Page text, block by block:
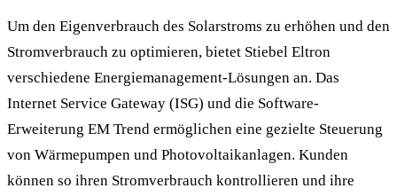
Um den Eigenverbrauch des Solarstroms zu erhöhen und den
Stromverbrauch zu optimieren, bietet Stiebel Eltron
verschiedene Energiemanagement-Lösungen an. Das
Internet Service Gateway (ISG) und die Software-
Erweiterung EM Trend ermöglichen eine gezielte Steuerung
von Wärmepumpen und Photovoltaikanlagen. Kunden
können so ihren Stromverbrauch kontrollieren und ihre